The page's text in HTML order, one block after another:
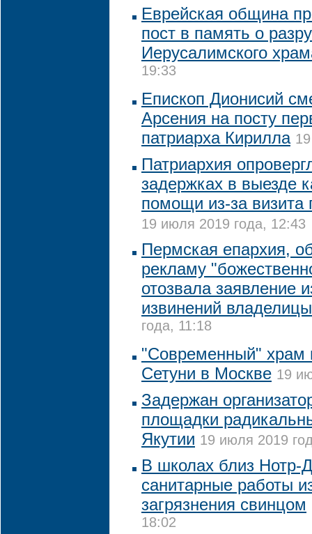
Еврейская община
пост в память о
Иерусалимского
19:33
Епископ Дионисий
Арсения на посту
патриарха Кирилла
Патриархия
задержках в выезде
помощи из-за
19 июля 2019 года, 12:43
Пермская епархия,
рекламу
отозвала заявление
извинений
года, 11:18
"Современный" храм
Сетуни в Москве 19
Задержан
площадки
Якутии 19 июля 2019
В школах близ Нотр-
санитарные работы
загрязнения свинцом
18:02